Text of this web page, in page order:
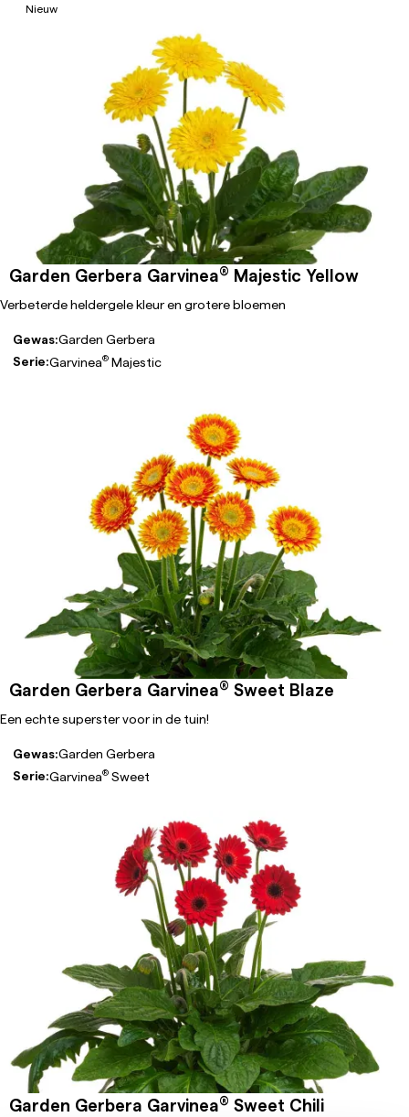
Nieuw
Garden Gerbera Garvinea® Majestic Yellow
Verbeterde heldergele kleur en grotere bloemen
Gewas:Garden Gerbera
Serie:Garvinea® Majestic
Garden Gerbera Garvinea® Sweet Blaze
Een echte superster voor in de tuin!
Gewas:Garden Gerbera
Serie:Garvinea® Sweet
Garden Gerbera Garvinea® Sweet Chili